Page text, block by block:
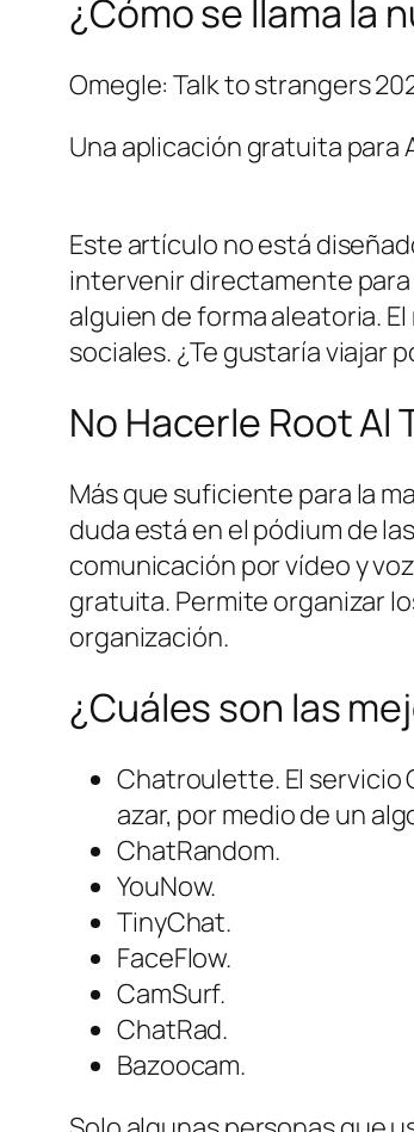
¿Cómo se llama la
Omegle: Talk to strangers
Una aplicación gratuita para
Este artículo no está
intervenir directamente
alguien de forma aleatoria.
sociales. ¿Te gustaría viajar
No Hacerle Root Al
Más que suficiente para la
duda está en el pódium de
comunicación por vídeo y
gratuita. Permite organizar
organización.
¿Cuáles son las
Chatroulette. El servicio
azar, por medio de un
ChatRandom.
YouNow.
TinyChat.
FaceFlow.
CamSurf.
ChatRad.
Bazoocam.